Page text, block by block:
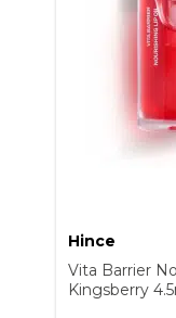
Hince
Vita Barrier
Kingsberry